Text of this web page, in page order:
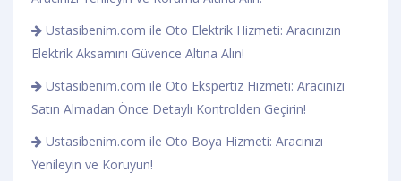
Ustasibenim.com ile Oto Elektrik Hizmeti: Aracınızın
Elektrik Aksamını Güvence Altına Alın!
Ustasibenim.com ile Oto Ekspertiz Hizmeti: Aracınızı
Satın Almadan Önce Detaylı Kontrolden Geçirin!
Ustasibenim.com ile Oto Boya Hizmeti: Aracınızı
Yenileyin ve Koruyun!